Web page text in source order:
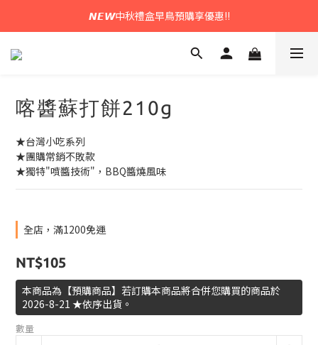
𝙉𝙀𝙒中秋禮盒早鳥預購享優惠!!
𝙉𝙀𝙒中秋禮盒早鳥預購享優惠!!
綁定官方LINE領$50優惠券
𝙉𝙀𝙒中秋禮盒早鳥預購享優惠!!
喀醬蘇打餅210g
★台灣小吃系列
★團購常銷不敗款
★獨特"噴醬技術"，BBQ醬燒風味
全店，滿1200免運
NT$105
本商品為【預購商品】若訂購本商品將合併您購買的商品於
2026-8-21 ★依序出貨。
數量